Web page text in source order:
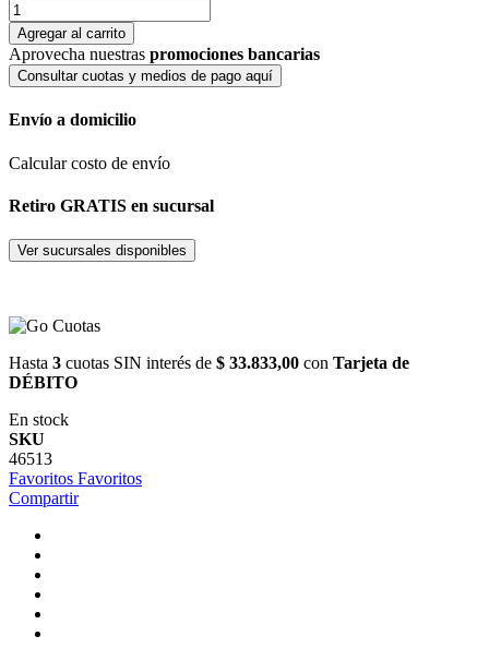
Agregar al carrito
Aprovecha nuestras promociones bancarias
Consultar cuotas y medios de pago aquí
Envío a domicilio
Calcular costo de envío
Retiro GRATIS en sucursal
Ver sucursales disponibles
Hasta 3 cuotas SIN interés de $ 33.833,00 con Tarjeta de
DÉBITO
En stock
SKU
46513
Favoritos Favoritos
Compartir